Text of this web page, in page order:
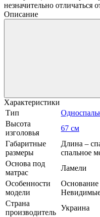
незначительно отличаться
Описание
Характеристики
Тип
Высота
изголовья
67 см
Габаритные
размеры
Длина –
спальное
Основа под
матрас
Ламели
Особенности
модели
Основание
Страна
производитель
Украина